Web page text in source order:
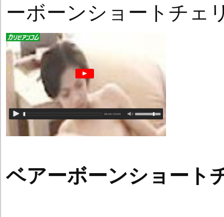
ーボーンショートチェ
ベアーボーンショート